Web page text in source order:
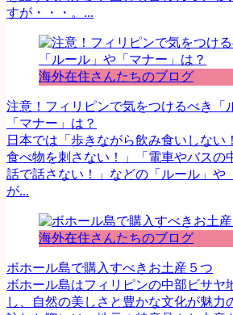
すが・・・。...
海外在住さんたちのブログ
注意！フィリピンで気をつけるべき「
「マナー」は？
日本では「歩きながら飲み食いしない
食べ物を刺さない！」「電車やバスの
話で話さない！」などの「ルール」や
が...
海外在住さんたちのブログ
ボホール島で購入すべきお土産５つ
ボホール島はフィリピンの中部ビサヤ
し、自然の美しさと豊かな文化が魅力